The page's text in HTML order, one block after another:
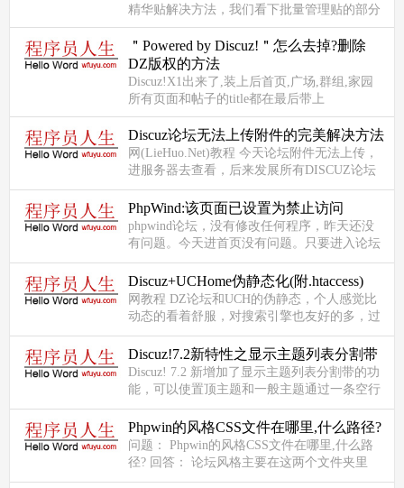
精华贴解决方法，我们看下批量管理贴的部分
代码，下面是 浏览器脚本代码： ...
＂Powered by Discuz!＂怎么去掉?删除
DZ版权的方法
Discuz!X1出来了,装上后首页,广场,群组,家园
所有页面和帖子的title都在最后带上
了"Powered by Discuz!”的字样，看着挺不爽
的，所以就动了把它弄掉...
Discuz论坛无法上传附件的完美解决方法
网(LieHuo.Net)教程 今天论坛附件无法上传，
进服务器去查看，后来发展所有DISCUZ论坛
都无法上传附件，这个问题很严重，应该说非
常之严重，上网找解决方案...
PhpWind:该页面已设置为禁止访问
phpwind论坛，没有修改任何程序，昨天还没
有问题。今天进首页没有问题。只要进入论坛
长沙教育论的任何版块就会出现：“该页面已
设置为禁止访问”的提示，不...
Discuz+UCHome伪静态化(附.htaccess)
网教程 DZ论坛和UCH的伪静态，个人感觉比
动态的看着舒服，对搜索引擎也友好的多，过
程很简单 关键是.htacess 文件无误 另外注意几
个小的问题就行了 ...
Discuz!7.2新特性之显示主题列表分割带
Discuz! 7.2 新增加了显示主题列表分割带的功
能，可以使置顶主题和一般主题通过一条空行
隔开，使会员浏览版块主题列表时更直观，更
清晰。 设置主题列...
Phpwin的风格CSS文件在哪里,什么路径?
问题： Phpwin的风格CSS文件在哪里,什么路
径? 回答： 论坛风格主要在这两个文件夹里
data/styleimage门户风格在